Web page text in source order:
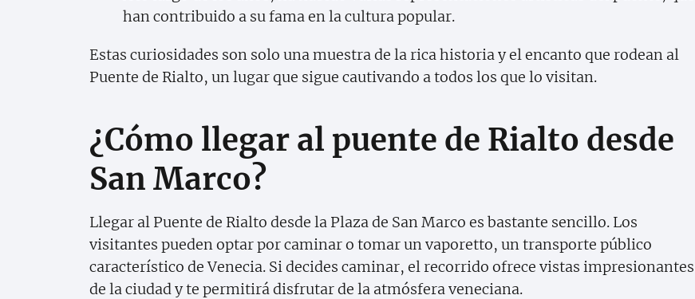
han contribuido a su fama en la cultura popular.
Estas curiosidades son solo una muestra de la rica historia y el encanto que rodean al
Puente de Rialto, un lugar que sigue cautivando a todos los que lo visitan.
¿Cómo llegar al puente de Rialto desde
San Marco?
Llegar al Puente de Rialto desde la Plaza de San Marco es bastante sencillo. Los
visitantes pueden optar por caminar o tomar un vaporetto, un transporte público
característico de Venecia. Si decides caminar, el recorrido ofrece vistas impresionantes
de la ciudad y te permitirá disfrutar de la atmósfera veneciana.